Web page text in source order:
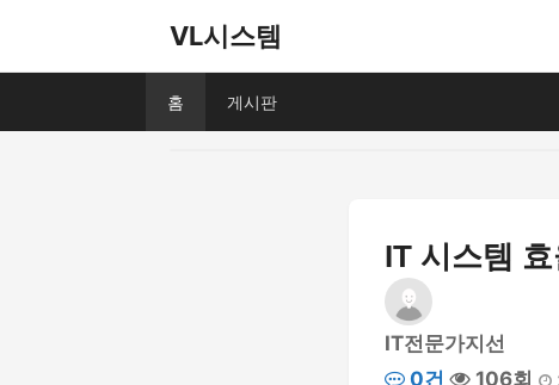
VL시스템
홈 게시판
IT 시스템
IT전문가지선
0건
106회